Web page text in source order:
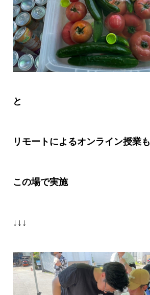
と
リモートによるオンライン授業も
この場で実施
↓↓↓